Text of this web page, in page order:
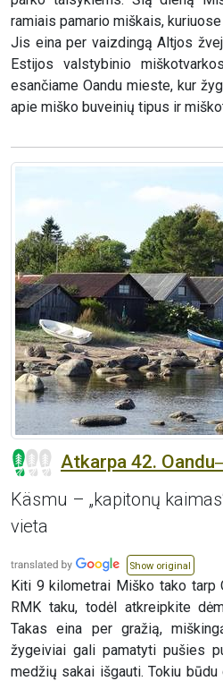
ramiais pamario miškais,
Jis eina per vaizdingą Altjos
Estijos valstybinio
esančiame Oandu mieste, kur
apie miško buveinių tipus ir
Atkarpa 42.
Käsmu – „kapitonų
vieta
Show original
Kiti 9 kilometrai Miško tako tarp
RMK taku, todėl atkreipkite
Takas eina per gražią,
žygeiviai gali pamatyti pušies
medžių sakai išgauti. Tokiu